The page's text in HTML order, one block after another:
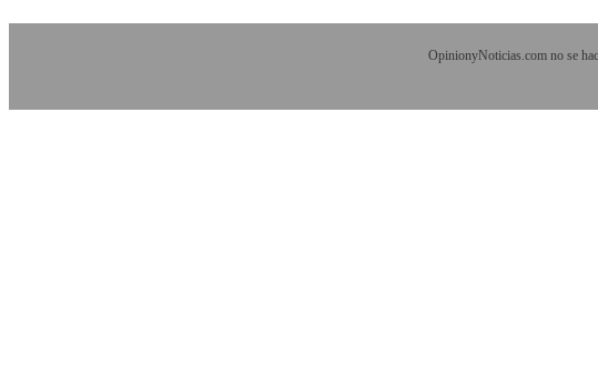
OpinionyNoticias.com no se